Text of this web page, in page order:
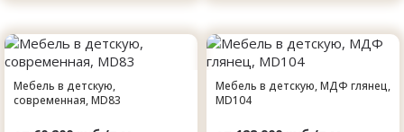
Мебель в детскую,
современная, MD83
Мебель в детскую, МДФ глянец,
MD104